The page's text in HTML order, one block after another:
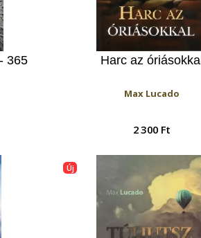
365 Harc az óriásokkal
Max Lucado
2 300 Ft
Új